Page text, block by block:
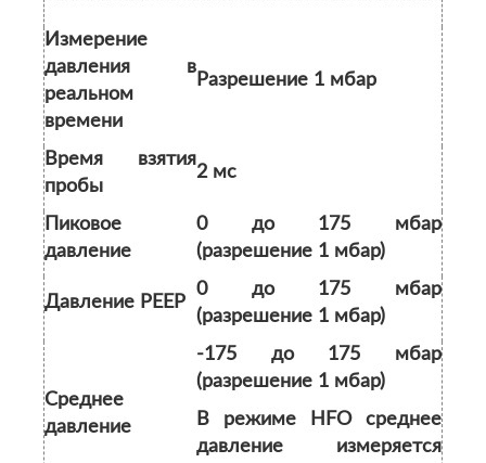
Измерение
давления в
реальном
времени
Разрешение 1 мбар
Время взятия
пробы
2 мс
Пиковое
давление
0 до 175 мбар
(разрешение 1 мбар)
Давление PEEP
0 до 175 мбар
(разрешение 1 мбар)
Среднее
давление
-175 до 175 мбар
(разрешение 1 мбар)
В режиме HFO среднее
давление измеряется